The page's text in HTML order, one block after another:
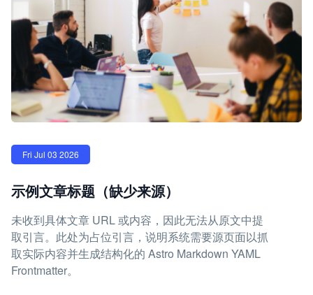
Fri Jul 03 2026
示例文章标题（缺少来源）
未收到具体文章 URL 或内容，因此无法从原文中提
取引言。此处为占位引言，说明系统需要源页面以抓
取实际内容并生成结构化的 Astro Markdown YAML
Frontmatter。